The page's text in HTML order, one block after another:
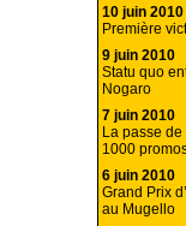
10 juin 2010
Première
9 juin 2010
Statu quo
Nogaro
7 juin 2010
La passe
1000
6 juin 2010
Grand Prix
au Mugello